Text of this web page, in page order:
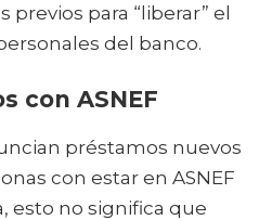
previos para “liberar” el
del banco.
con ASNEF
préstamos nuevos
con estar en ASNEF
esto no significa que